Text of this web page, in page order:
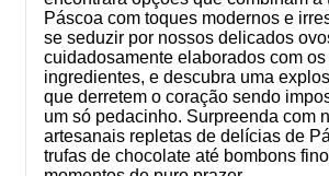
Páscoa com toques modernos e
se seduzir por nossos delicados
cuidadosamente elaborados com
ingredientes, e descubra uma
que derretem o coração sendo
um só pedacinho. Surpreenda com
artesanais repletas de delícias de
trufas de chocolate até bombons